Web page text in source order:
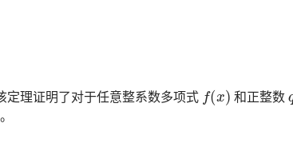
定理证明了对于任意整系数多项式 和正整数